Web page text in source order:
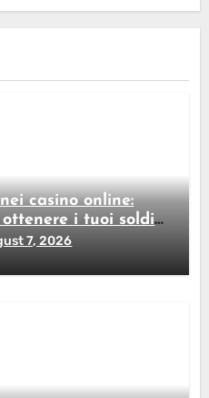
casino online:
i tuoi soldi
7, 2026